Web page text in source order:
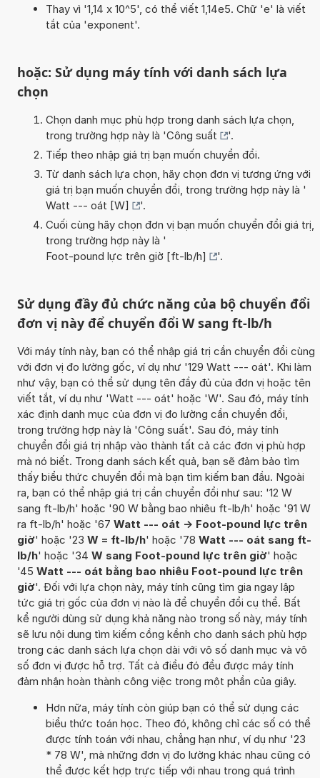
Thay vì '1,14 x 10^5', có thể viết 1,14e5. Chữ 'e' là viết
tắt của 'exponent'.
hoặc: Sử dụng máy tính với danh sách lựa
chọn
Chọn danh mục phù hợp trong danh sách lựa chọn,
trong trường hợp này là 'Công suất
'.
Tiếp theo nhập giá trị bạn muốn chuyển đổi.
Từ danh sách lựa chọn, hãy chọn đơn vị tương ứng với
giá trị bạn muốn chuyển đổi, trong trường hợp này là '
Watt --- oát [W]
'.
Cuối cùng hãy chọn đơn vị bạn muốn chuyển đổi giá trị,
trong trường hợp này là '
Foot-pound lực trên giờ [ft-lb/h]
'.
Sử dụng đầy đủ chức năng của bộ chuyển đổi
đơn vị này để chuyển đổi W sang ft-lb/h
Với máy tính này, bạn có thể nhập giá trị cần chuyển đổi cùng
với đơn vị đo lường gốc, ví dụ như '129 Watt --- oát'. Khi làm
như vậy, bạn có thể sử dụng tên đầy đủ của đơn vị hoặc tên
viết tắt, ví dụ như 'Watt --- oát' hoặc 'W'. Sau đó, máy tính
xác định danh mục của đơn vị đo lường cần chuyển đổi,
trong trường hợp này là 'Công suất'. Sau đó, máy tính
chuyển đổi giá trị nhập vào thành tất cả các đơn vị phù hợp
mà nó biết. Trong danh sách kết quả, bạn sẽ đảm bảo tìm
thấy biểu thức chuyển đổi mà bạn tìm kiếm ban đầu. Ngoài
ra, bạn có thể nhập giá trị cần chuyển đổi như sau: '12 W
sang ft-lb/h' hoặc '90 W bằng bao nhiêu ft-lb/h' hoặc '91 W
ra ft-lb/h' hoặc '67 Watt --- oát -> Foot-pound lực trên
giờ' hoặc '23 W = ft-lb/h' hoặc '78 Watt --- oát sang ft-
lb/h' hoặc '34 W sang Foot-pound lực trên giờ' hoặc
'45 Watt --- oát bằng bao nhiêu Foot-pound lực trên
giờ'. Đối với lựa chọn này, máy tính cũng tìm gia ngay lập
tức giá trị gốc của đơn vị nào là để chuyển đổi cụ thể. Bất
kể người dùng sử dụng khả năng nào trong số này, máy tính
sẽ lưu nội dung tìm kiếm cồng kềnh cho danh sách phù hợp
trong các danh sách lựa chọn dài với vô số danh mục và vô
số đơn vị được hỗ trợ. Tất cả điều đó đều được máy tính
đảm nhận hoàn thành công việc trong một phần của giây.
Hơn nữa, máy tính còn giúp bạn có thể sử dụng các
biểu thức toán học. Theo đó, không chỉ các số có thể
được tính toán với nhau, chẳng hạn như, ví dụ như '23
* 78 W', mà những đơn vị đo lường khác nhau cũng có
thể được kết hợp trực tiếp với nhau trong quá trình